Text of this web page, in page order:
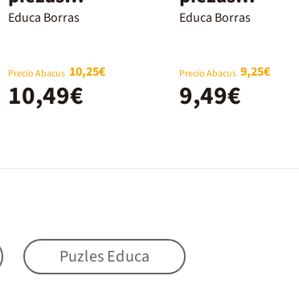
Avengers
Educa Borras
Precio Abacus 10,25€
10,49€
Dinosaurios
Educa Borras
Precio Abacus 9,25€
9,49€
Puzles Educa